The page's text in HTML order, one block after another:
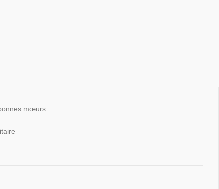
mœurs